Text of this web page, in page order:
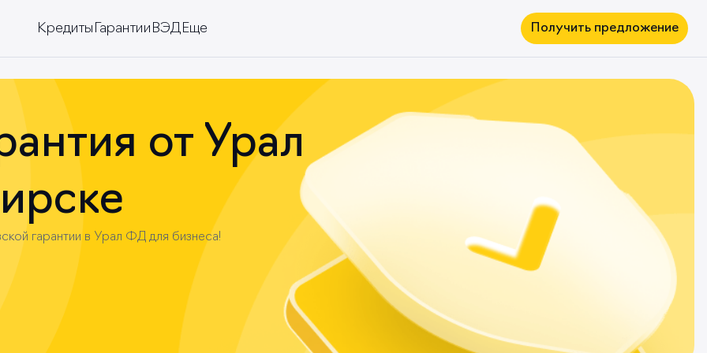
Кредиты Гарантии ВЭД Еще
Вклады
Овернайт
Получить предложение
от Урал
гарантии в Урал ФД для бизнеса!